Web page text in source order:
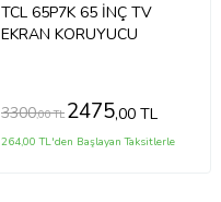
TCL 65P7K 65 İNÇ TV
EKRAN KORUYUCU
3300,00 TL 2475,00 TL
264,00 TL'den Başlayan Taksitlerle